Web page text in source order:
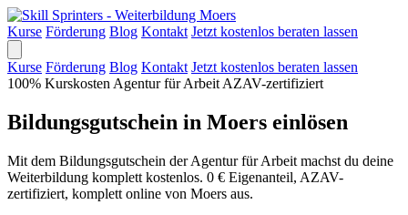
Kurse Förderung Blog Kontakt Jetzt kostenlos beraten lassen
Kurse Förderung Blog Kontakt Jetzt kostenlos beraten lassen
100% Kurskosten Agentur für Arbeit AZAV-zertifiziert
Bildungsgutschein in Moers einlösen
Mit dem Bildungsgutschein der Agentur für Arbeit machst du deine
Weiterbildung komplett kostenlos. 0 € Eigenanteil, AZAV-
zertifiziert, komplett online von Moers aus.